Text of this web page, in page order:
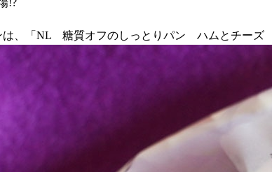
は、「NL 糖質オフのしっとりパン ハムとチーズ